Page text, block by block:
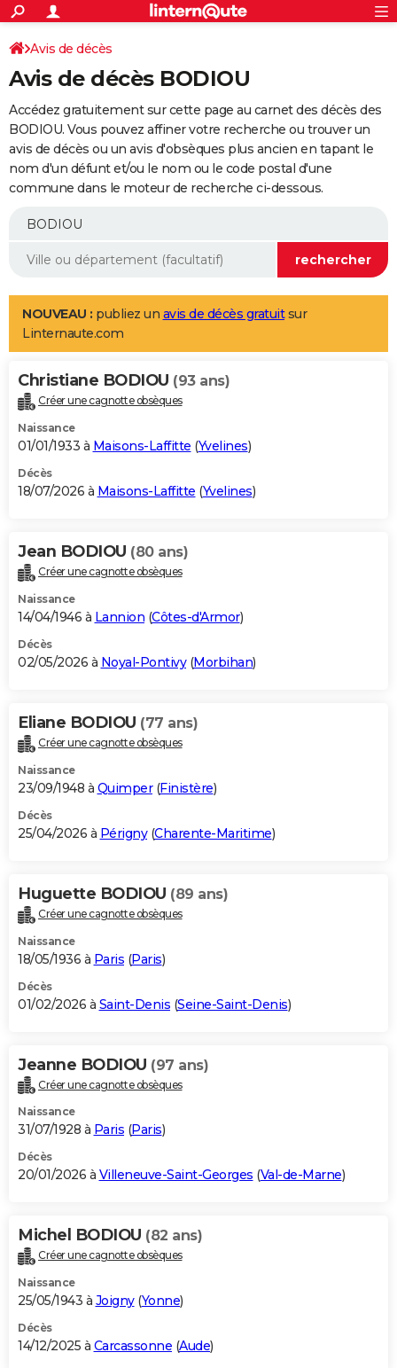
ACTUALITÉS
Politique
Société
Faits Divers
Education
Monde
Villes
+
SPORT
Coupe du monde 2026
Football
Tennis
Cyclisme
Rugby
Forum
Programme TV
TNT
Streaming
Cinéma
Sorties cinéma
Musique
+
FINANCE
Retraite
Epargne
Immobilier
Risques naturels par ville
Banque
Assurance
AUTO
Essais
Réserver un essai
Citadines
Berlines
SUV
Forum auto
+
Mobiles
Meilleur smartphone
Internet
Ordinateurs
Jeux vidéo
Guide high-tech
Aménagement intérieur
LIFESTYLE
Art de vivre
Bien-être
Loisirs
Mode
Modes de vie
Alimentation
Guide de la santé
Maladies
Médicaments
Sommeil
VOYAGE
Destinations
City break
Voyage nature
Voyage de noces
Forum
Climat
+PHOTO
GUIDES D'ACHAT
BONS PLANS
Carte de Noël
Carte Bonne année
Carte Saint-Valentin
Carte Pâques
Carte d'anniversaire
DICTIONNAIRE
Dictionnaire
Biographies
Citations
Expressions
Proverbes
PROGRAMME TV
S'inscrire
Se connecter
Lycées
Collèges
Primaires
Universités
Entreprises
Service militaire
Avis de recherche
AVIS DE DÉCÈS
Bricolage
Lifestyle
Culture
Sport
Auto
Television
Voyage
Cinema
Avis de décès
Avis de décès BODIOU
Accédez gratuitement sur cette page au carnet des décès des
BODIOU. Vous pouvez affiner votre recherche ou trouver un
avis de décès ou un avis d'obsèques plus ancien en tapant le
nom d'un défunt et/ou le nom ou le code postal d'une
commune dans le moteur de recherche ci-dessous.
NOUVEAU : publiez un avis de décès gratuitsur
Linternaute.com
Christiane BODIOU (93 ans)
Créer une cagnotte obsèques
Naissance
01/01/1933 à Maisons-Laffitte (Yvelines)
Décès
18/07/2026 à Maisons-Laffitte (Yvelines)
Jean BODIOU (80 ans)
Créer une cagnotte obsèques
Naissance
14/04/1946 à Lannion (Côtes-d'Armor)
Décès
02/05/2026 à Noyal-Pontivy(Morbihan)
Eliane BODIOU (77 ans)
Créer une cagnotte obsèques
Naissance
23/09/1948 à Quimper(Finistère)
Décès
25/04/2026 à Périgny(Charente-Maritime)
Huguette BODIOU (89 ans)
Créer une cagnotte obsèques
Naissance
18/05/1936 à Paris (Paris)
Décès
01/02/2026 à Saint-Denis (Seine-Saint-Denis)
Jeanne BODIOU (97 ans)
Créer une cagnotte obsèques
Naissance
31/07/1928 à Paris (Paris)
Décès
20/01/2026 à Villeneuve-Saint-Georges (Val-de-Marne)
Michel BODIOU (82 ans)
Créer une cagnotte obsèques
Naissance
25/05/1943 à Joigny(Yonne)
Décès
14/12/2025 à Carcassonne (Aude)